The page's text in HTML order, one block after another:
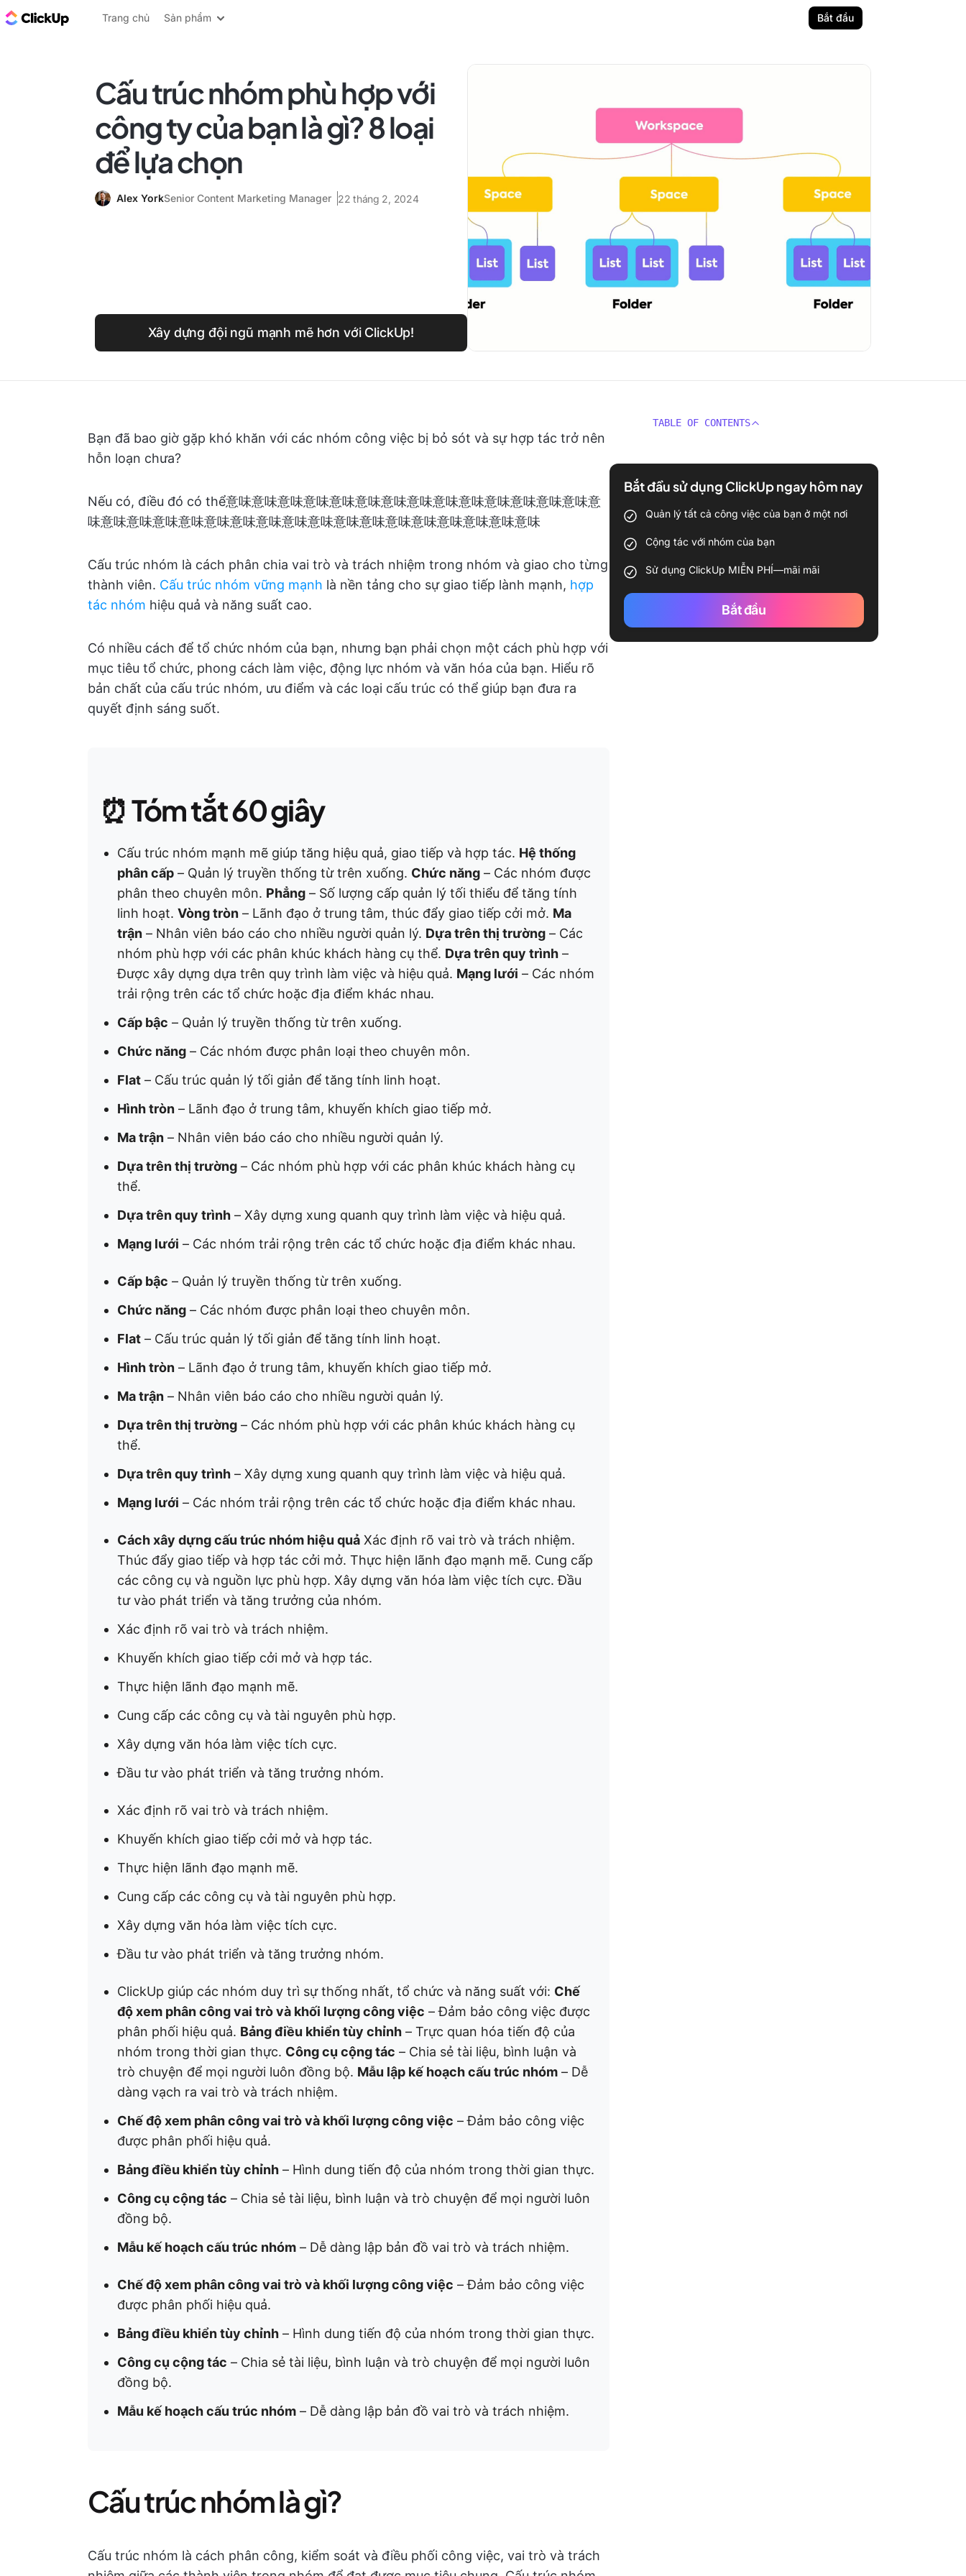
ClickUp Blog
Trang chủ Sản phẩm Bắt đầu
Cấu trúc nhóm phù hợp với
công ty của bạn là gì? 8 loại
để lựa chọn
Alex YorkSenior Content Marketing Manager 22 tháng 2, 2024
Xây dựng đội ngũ mạnh mẽ hơn với ClickUp!
Bạn đã bao giờ gặp khó khăn với các nhóm công việc bị bỏ sót và sự hợp tác trở nên
hỗn loạn chưa?
Nếu có, điều đó có thể意味意味意味意味意味意味意味意味意味意味意味意味意味意味意
味意味意味意味意味意味意味意味意味意味意味意味意味意味意味意味意味意味
Cấu trúc nhóm là cách phân chia vai trò và trách nhiệm trong nhóm và giao cho từng
thành viên. Cấu trúc nhóm vững mạnh là nền tảng cho sự giao tiếp lành mạnh, hợp
tác nhóm hiệu quả và năng suất cao.
Có nhiều cách để tổ chức nhóm của bạn, nhưng bạn phải chọn một cách phù hợp với
mục tiêu tổ chức, phong cách làm việc, động lực nhóm và văn hóa của bạn. Hiểu rõ
bản chất của cấu trúc nhóm, ưu điểm và các loại cấu trúc có thể giúp bạn đưa ra
quyết định sáng suốt.
⏰Tóm tắt 60 giây
Cấu trúc nhóm mạnh mẽ giúp tăng hiệu quả, giao tiếp và hợp tác. Hệ thống
phân cấp – Quản lý truyền thống từ trên xuống. Chức năng – Các nhóm được
phân theo chuyên môn. Phẳng – Số lượng cấp quản lý tối thiểu để tăng tính
linh hoạt. Vòng tròn – Lãnh đạo ở trung tâm, thúc đẩy giao tiếp cởi mở. Ma
trận – Nhân viên báo cáo cho nhiều người quản lý. Dựa trên thị trường – Các
nhóm phù hợp với các phân khúc khách hàng cụ thể. Dựa trên quy trình –
Được xây dựng dựa trên quy trình làm việc và hiệu quả. Mạng lưới – Các nhóm
trải rộng trên các tổ chức hoặc địa điểm khác nhau.
Cấp bậc – Quản lý truyền thống từ trên xuống.
Chức năng – Các nhóm được phân loại theo chuyên môn.
Flat – Cấu trúc quản lý tối giản để tăng tính linh hoạt.
Hình tròn – Lãnh đạo ở trung tâm, khuyến khích giao tiếp mở.
Ma trận – Nhân viên báo cáo cho nhiều người quản lý.
Dựa trên thị trường – Các nhóm phù hợp với các phân khúc khách hàng cụ
thể.
Dựa trên quy trình – Xây dựng xung quanh quy trình làm việc và hiệu quả.
Mạng lưới – Các nhóm trải rộng trên các tổ chức hoặc địa điểm khác nhau.
Cấp bậc – Quản lý truyền thống từ trên xuống.
Chức năng – Các nhóm được phân loại theo chuyên môn.
Flat – Cấu trúc quản lý tối giản để tăng tính linh hoạt.
Hình tròn – Lãnh đạo ở trung tâm, khuyến khích giao tiếp mở.
Ma trận – Nhân viên báo cáo cho nhiều người quản lý.
Dựa trên thị trường – Các nhóm phù hợp với các phân khúc khách hàng cụ
thể.
Dựa trên quy trình – Xây dựng xung quanh quy trình làm việc và hiệu quả.
Mạng lưới – Các nhóm trải rộng trên các tổ chức hoặc địa điểm khác nhau.
Cách xây dựng cấu trúc nhóm hiệu quả Xác định rõ vai trò và trách nhiệm.
Thúc đẩy giao tiếp và hợp tác cởi mở. Thực hiện lãnh đạo mạnh mẽ. Cung cấp
các công cụ và nguồn lực phù hợp. Xây dựng văn hóa làm việc tích cực. Đầu
tư vào phát triển và tăng trưởng của nhóm.
Xác định rõ vai trò và trách nhiệm.
Khuyến khích giao tiếp cởi mở và hợp tác.
Thực hiện lãnh đạo mạnh mẽ.
Cung cấp các công cụ và tài nguyên phù hợp.
Xây dựng văn hóa làm việc tích cực.
Đầu tư vào phát triển và tăng trưởng nhóm.
Xác định rõ vai trò và trách nhiệm.
Khuyến khích giao tiếp cởi mở và hợp tác.
Thực hiện lãnh đạo mạnh mẽ.
Cung cấp các công cụ và tài nguyên phù hợp.
Xây dựng văn hóa làm việc tích cực.
Đầu tư vào phát triển và tăng trưởng nhóm.
ClickUp giúp các nhóm duy trì sự thống nhất, tổ chức và năng suất với: Chế
độ xem phân công vai trò và khối lượng công việc – Đảm bảo công việc được
phân phối hiệu quả. Bảng điều khiển tùy chỉnh – Trực quan hóa tiến độ của
nhóm trong thời gian thực. Công cụ cộng tác – Chia sẻ tài liệu, bình luận và
trò chuyện để mọi người luôn đồng bộ. Mẫu lập kế hoạch cấu trúc nhóm – Dễ
dàng vạch ra vai trò và trách nhiệm.
Chế độ xem phân công vai trò và khối lượng công việc – Đảm bảo công việc
được phân phối hiệu quả.
Bảng điều khiển tùy chỉnh – Hình dung tiến độ của nhóm trong thời gian thực.
Công cụ cộng tác – Chia sẻ tài liệu, bình luận và trò chuyện để mọi người luôn
đồng bộ.
Mẫu kế hoạch cấu trúc nhóm – Dễ dàng lập bản đồ vai trò và trách nhiệm.
Chế độ xem phân công vai trò và khối lượng công việc – Đảm bảo công việc
được phân phối hiệu quả.
Bảng điều khiển tùy chỉnh – Hình dung tiến độ của nhóm trong thời gian thực.
Công cụ cộng tác – Chia sẻ tài liệu, bình luận và trò chuyện để mọi người luôn
đồng bộ.
Mẫu kế hoạch cấu trúc nhóm – Dễ dàng lập bản đồ vai trò và trách nhiệm.
Cấu trúc nhóm là gì?
Cấu trúc nhóm là cách phân công, kiểm soát và điều phối công việc, vai trò và trách
TABLE OF CONTENTS
Bắt đầu sử dụng ClickUp ngay hôm nay
Quản lý tất cả công việc của bạn ở một nơi
Cộng tác với nhóm của bạn
Sử dụng ClickUp MIỄN PHÍ—mãi mãi
Bắt đầu